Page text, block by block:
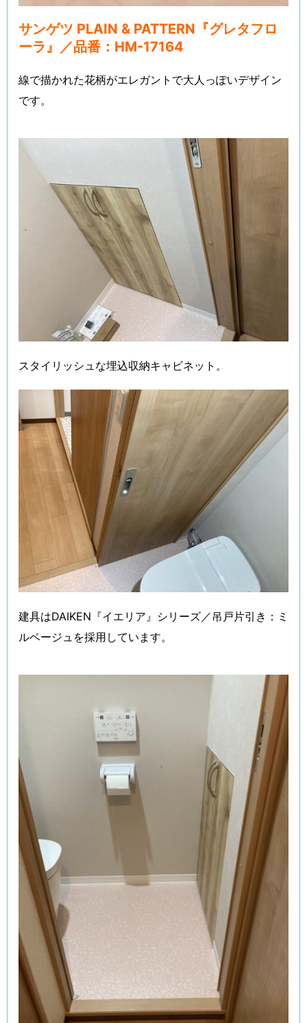
サンゲツ PLAIN & PATTERN『グレタフロ
ーラ』／品番：HM-17164
線で描かれた花柄がエレガントで大人っぽいデザイン
です。
スタイリッシュな埋込収納キャビネット。
建具はDAIKEN『イエリア』シリーズ／吊戸片引き：ミ
ルベージュを採用しています。